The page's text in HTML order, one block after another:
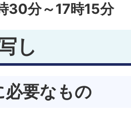
分～17時15分
し
必要なもの